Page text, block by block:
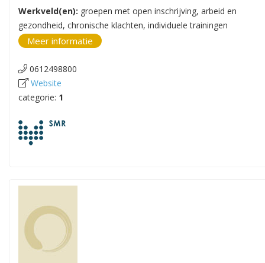
Werkveld(en): groepen met open inschrijving, arbeid en
gezondheid, chronische klachten, individuele trainingen
Meer informatie
0612498800
Website
categorie: 1